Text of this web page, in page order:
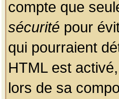
compte que
sécurité pour
qui pourraient
HTML est
lors de sa